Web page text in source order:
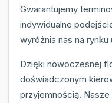
Gwarantujemy
indywidualne
wyróżnia nas na
Dzięki nowoczesnej
doświadczonym
przyjemnością.